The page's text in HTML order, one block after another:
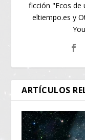
ficción "Ecos de
eltiempo.es y
ARTÍCULOS